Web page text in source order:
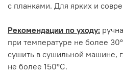
с планками. Для ярких и
Рекомендации по уходу:
при температуре не более
сушить в сушильной машине,
не более 150°С.